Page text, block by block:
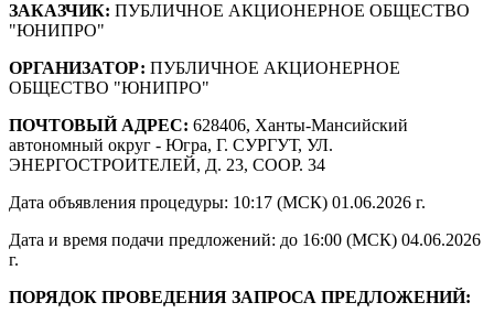
ЗАКАЗЧИК: ПУБЛИЧНОЕ АКЦИОНЕРНОЕ ОБЩЕСТВО
"ЮНИПРО"
ОРГАНИЗАТОР: ПУБЛИЧНОЕ АКЦИОНЕРНОЕ
ОБЩЕСТВО "ЮНИПРО"
ПОЧТОВЫЙ АДРЕС: 628406, Ханты-Мансийский
автономный округ - Югра, Г. СУРГУТ, УЛ.
ЭНЕРГОСТРОИТЕЛЕЙ, Д. 23, СООР. 34
Дата объявления процедуры: 10:17 (МСК) 01.06.2026 г.
Дата и время подачи предложений: до 16:00 (МСК) 04.06.2026
г.
ПОРЯДОК ПРОВЕДЕНИЯ ЗАПРОСА ПРЕДЛОЖЕНИЙ: